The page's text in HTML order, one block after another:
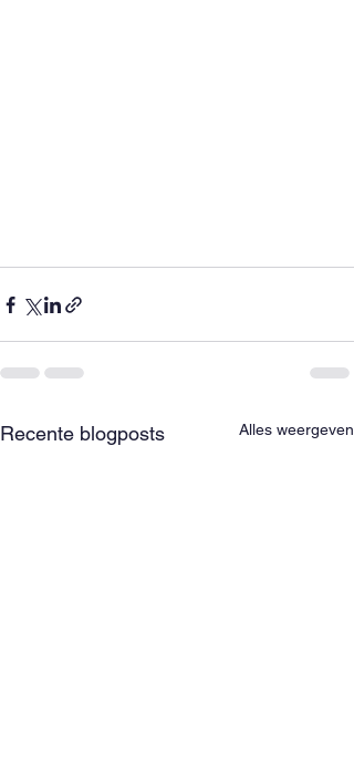
Recente blogposts Alles weergeven